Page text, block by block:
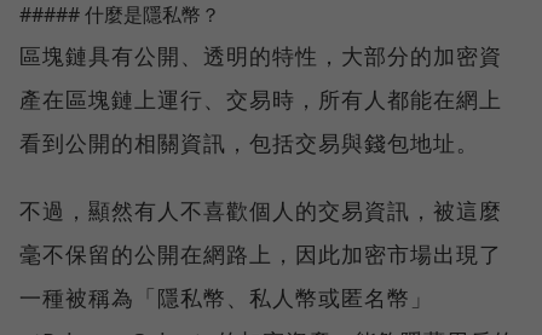
##### 什麼是隱私幣？
區塊鏈具有公開、透明的特性，大部分的加密資
產在區塊鏈上運行、交易時，所有人都能在網上
看到公開的相關資訊，包括交易與錢包地址。
不過，顯然有人不喜歡個人的交易資訊，被這麼
毫不保留的公開在網路上，因此加密市場出現了
一種被稱為「隱私幣、私人幣或匿名幣」